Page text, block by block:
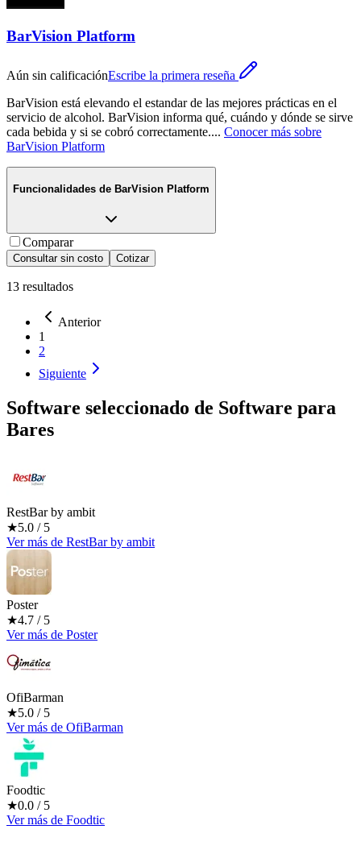
BarVision Platform
Aún sin calificaciónEscribe la primera reseña
BarVision está elevando el estandar de las mejores prácticas en el
servicio de alcohol. BarVision informa qué, cuándo y dónde se sirve
cada bebida y si se cobró correctamente.... Conocer más sobre
BarVision Platform
Funcionalidades de BarVision Platform
Comparar
Consultar sin costo Cotizar
13 resultados
Anterior
1
2
Siguiente
Software seleccionado de Software para
Bares
RestBar by ambit
★5.0 / 5
Ver más de RestBar by ambit
Poster
★4.7 / 5
Ver más de Poster
OfiBarman
★5.0 / 5
Ver más de OfiBarman
Foodtic
★0.0 / 5
Ver más de Foodtic